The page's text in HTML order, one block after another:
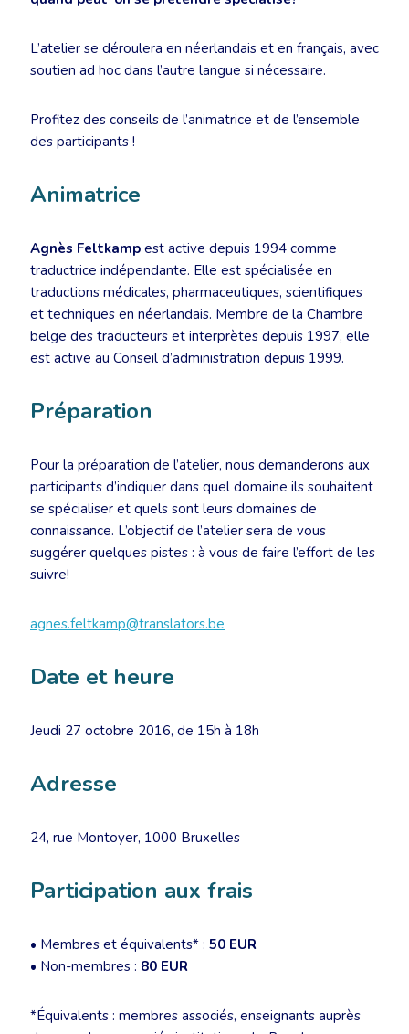
L’atelier se déroulera en néerlandais et en français, avec
soutien ad hoc dans l’autre langue si nécessaire.
Profitez des conseils de l’animatrice et de l’ensemble
des participants !
Animatrice
Agnès Feltkamp est active depuis 1994 comme
traductrice indépendante. Elle est spécialisée en
traductions médicales, pharmaceutiques, scientifiques
et techniques en néerlandais. Membre de la Chambre
belge des traducteurs et interprètes depuis 1997, elle
est active au Conseil d’administration depuis 1999.
Préparation
Pour la préparation de l’atelier, nous demanderons aux
participants d’indiquer dans quel domaine ils souhaitent
se spécialiser et quels sont leurs domaines de
connaissance. L’objectif de l’atelier sera de vous
suggérer quelques pistes : à vous de faire l’effort de les
suivre!
agnes.feltkamp@translators.be
Date et heure
Jeudi 27 octobre 2016, de 15h à 18h
Adresse
24, rue Montoyer, 1000 Bruxelles
Participation aux frais
• Membres et équivalents* : 50 EUR
• Non-membres : 80 EUR
*Équivalents : membres associés, enseignants auprès